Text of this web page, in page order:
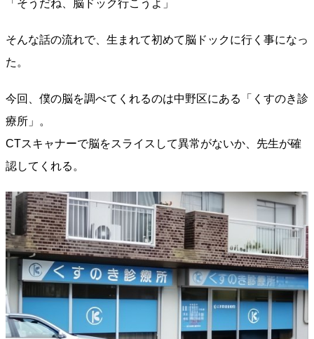
「そうだね、脳ドック行こうよ」
そんな話の流れで、生まれて初めて脳ドックに行く事になっ
た。
今回、僕の脳を調べてくれるのは中野区にある「くすのき診
療所」。
CTスキャナーで脳をスライスして異常がないか、先生が確
認してくれる。